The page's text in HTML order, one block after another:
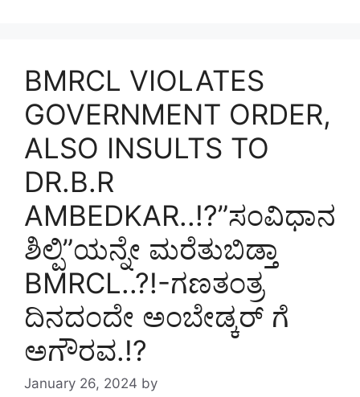
BMRCL VIOLATES
GOVERNMENT ORDER,
ALSO INSULTS TO
DR.B.R
AMBEDKAR..!?”ಸಂವಿಧಾನ
ಶಿಲ್ಪಿ”ಯನ್ನೇ ಮರೆತುಬಿಡ್ತಾ
BMRCL..?!-ಗಣತಂತ್ರ
ದಿನದಂದೇ ಅಂಬೇಡ್ಕರ್ ಗೆ
ಅಗೌರವ.!?
January 26, 2024 by